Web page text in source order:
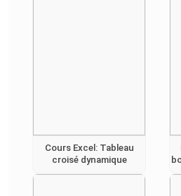
Cours Excel: Tableau
croisé dynamique